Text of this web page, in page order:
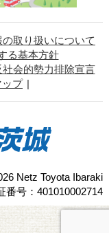
取り扱いについて
る基本方針
会的勢力排除宣言
プ
Netz Toyota Ibaraki
番号：401010002714